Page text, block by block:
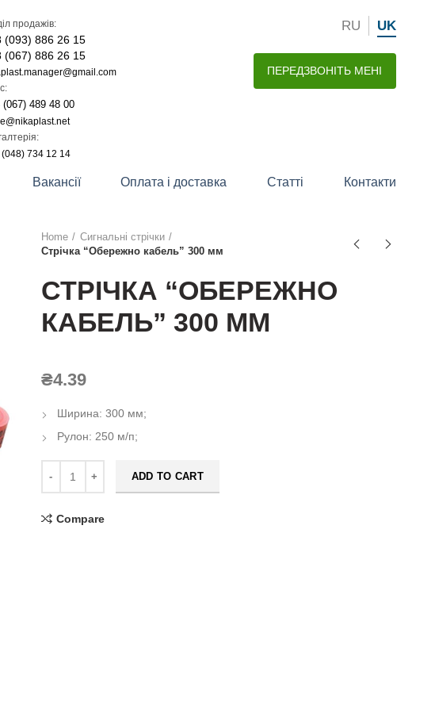
продажів:
(093) 886 26 15
(067) 886 26 15
(067) 489 48 00
(048) 734 12 14
UK
RU
ПЕРЕДЗВОНІТЬ МЕНІ
Вакансії Оплата і доставка Статті Контакти
Home
Сигнальні стрічки
Стрічка “Обережно кабель” 300 мм
СТРІЧКА “ОБЕРЕЖНО
КАБЕЛЬ” 300 ММ
₴4.39
Ширина: 300 мм;
Рулон: 250 м/п;
ADD TO CART
Compare